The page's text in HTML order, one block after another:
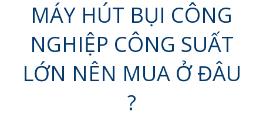
MÁY HÚT BỤI CÔNG
NGHIỆP CÔNG SUẤT
LỚN NÊN MUA Ở ĐÂU
?